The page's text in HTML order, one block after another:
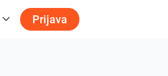
Prijava